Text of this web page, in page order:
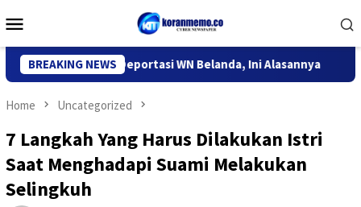
to
Menu
BREAKING NEWS
Kediri Deportasi WN Belanda, Ini Alasannya 9 Desa
Home Uncategorized
7 Langkah Yang Harus Dilakukan Istri
Saat Menghadapi Suami Melakukan
Selingkuh